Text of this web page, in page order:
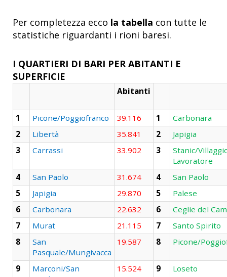
Per completezza ecco la tabella con tutte le
statistiche riguardanti i rioni baresi.
I QUARTIERI DI BARI PER ABITANTI E
SUPERFICIE
Abitanti
1 Picone/Poggiofranco 39.116 1
Carbonara
2
Libertà 35.841 2
Japigia
3
Carrassi 33.902 3
Stanic/
Lavoratore
4
San Paolo 31.674 4
San Paolo
5
Japigia 29.870 5
Palese
6
Carbonara 22.632 6
Ceglie del
7
Murat 21.115 7
Santo Spirito
8
San
Pasquale/Mungivacca
19.587 8 Picone/
9
Marconi/San
15.524 9 Loseto